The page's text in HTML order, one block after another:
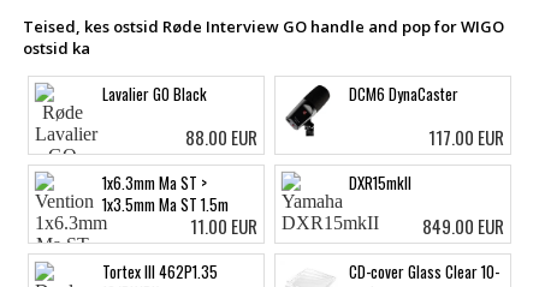
Teised, kes ostsid Røde Interview GO handle and pop for WIGO
ostsid ka
Lavalier GO Black
88.00 EUR
DCM6 DynaCaster
117.00 EUR
1x6.3mm Ma ST >
1x3.5mm Ma ST 1.5m
11.00 EUR
DXR15mkII
849.00 EUR
Tortex III 462P1.35
CD-cover Glass Clear 10-